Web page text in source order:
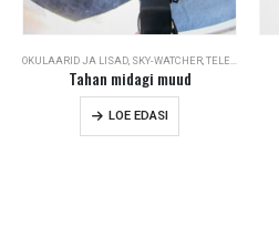
OKULAARID JA LISAD SKY-WATCHER TELESKOOBID
Tahan midagi muud
LOE EDASI